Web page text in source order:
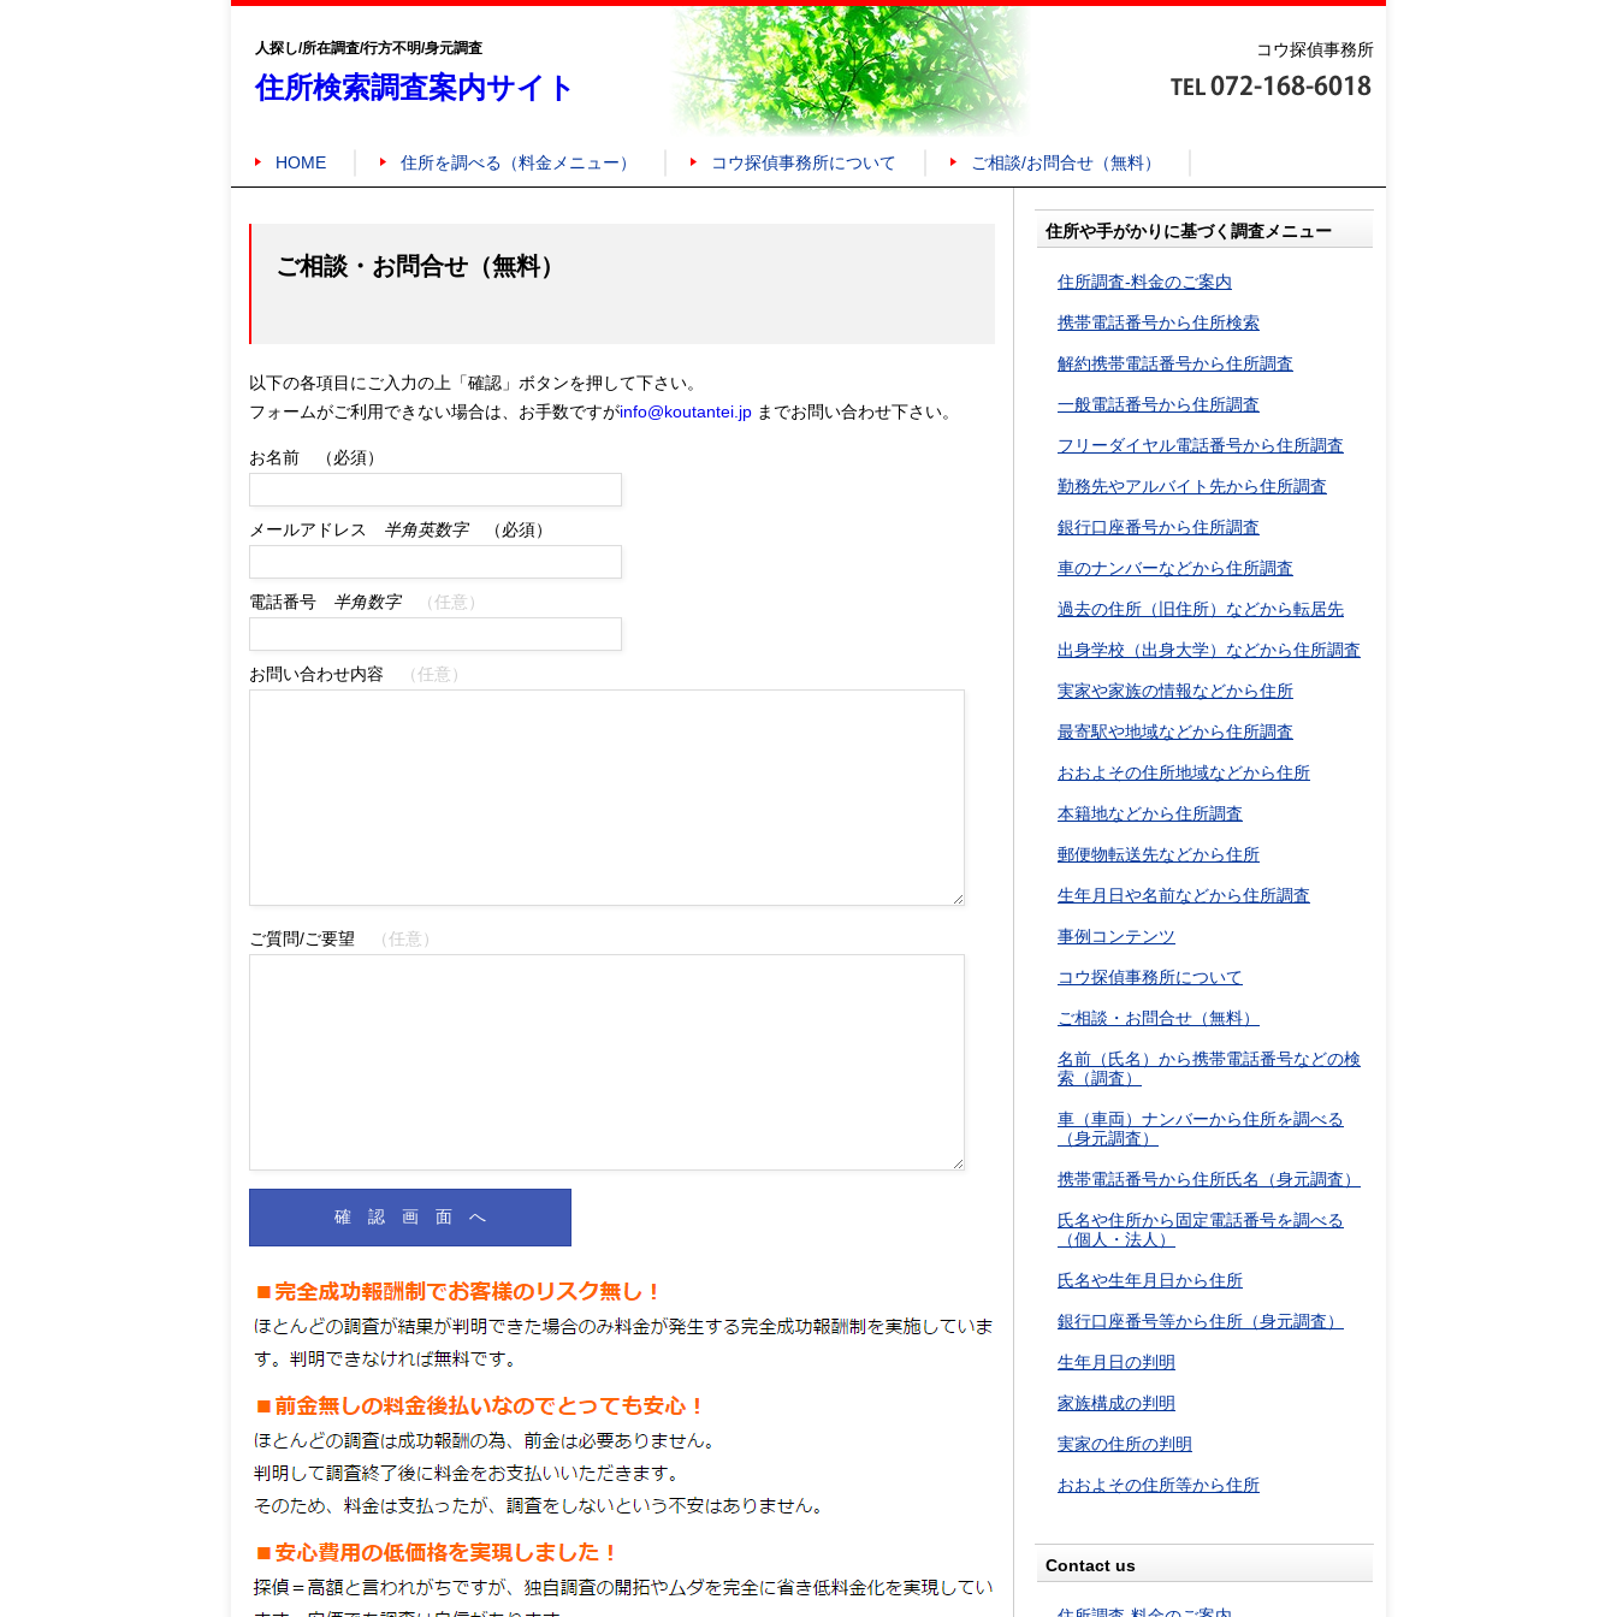
人探し/所在調査/行方不明/身元調査
住所検索調査案内サイト
コウ探偵事務所
HOME 住所を調べる（料金メニュー） コウ探偵事務所について ご相談/お問合せ（無料）
ご相談・お問合せ（無料）
以下の各項目にご入力の上「確認」ボタンを押して下さい。
フォームがご利用できない場合は、お手数ですがinfo@koutantei.jp までお問い合わせ下さい。
お名前 （必須）
メールアドレス 半角英数字（必須）
電話番号 半角数字（任意）
お問い合わせ内容 （任意）
ご質問/ご要望 （任意）
住所や手がかりに基づく調査メニュー
住所調査-料金のご案内
携帯電話番号から住所検索
解約携帯電話番号から住所調査
一般電話番号から住所調査
フリーダイヤル電話番号から住所調査
勤務先やアルバイト先から住所調査
銀行口座番号から住所調査
車のナンバーなどから住所調査
過去の住所（旧住所）などから転居先
出身学校（出身大学）などから住所調査
実家や家族の情報などから住所
最寄駅や地域などから住所調査
おおよその住所地域などから住所
本籍地などから住所調査
郵便物転送先などから住所
生年月日や名前などから住所調査
事例コンテンツ
コウ探偵事務所について
ご相談・お問合せ（無料）
名前（氏名）から携帯電話番号などの検
索（調査）
車（車両）ナンバーから住所を調べる
（身元調査）
携帯電話番号から住所氏名（身元調査）
氏名や住所から固定電話番号を調べる
（個人・法人）
氏名や生年月日から住所
銀行口座番号等から住所（身元調査）
生年月日の判明
家族構成の判明
実家の住所の判明
おおよその住所等から住所
Contact us